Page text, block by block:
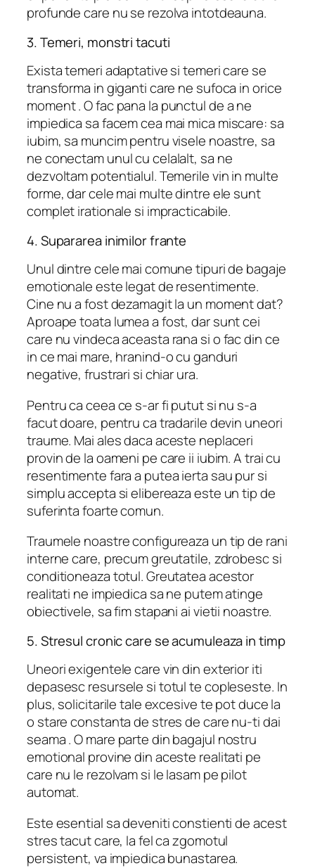
profunde care nu se rezolva intotdeauna.
3. Temeri, monstri tacuti
Exista temeri adaptative si temeri care se
transforma in giganti care ne sufoca in orice
moment . O fac pana la punctul de a ne
impiedica sa facem cea mai mica miscare: sa
iubim, sa muncim pentru visele noastre, sa
ne conectam unul cu celalalt, sa ne
dezvoltam potentialul. Temerile vin in multe
forme, dar cele mai multe dintre ele sunt
complet irationale si impracticabile.
4. Supararea inimilor frante
Unul dintre cele mai comune tipuri de bagaje
emotionale este legat de resentimente.
Cine nu a fost dezamagit la un moment dat?
Aproape toata lumea a fost, dar sunt cei
care nu vindeca aceasta rana si o fac din ce
in ce mai mare, hranind-o cu ganduri
negative, frustrari si chiar ura.
Pentru ca ceea ce s-ar fi putut si nu s-a
facut doare, pentru ca tradarile devin uneori
traume. Mai ales daca aceste neplaceri
provin de la oameni pe care ii iubim. A trai cu
resentimente fara a putea ierta sau pur si
simplu accepta si elibereaza este un tip de
suferinta foarte comun.
Traumele noastre configureaza un tip de rani
interne care, precum greutatile, zdrobesc si
conditioneaza totul. Greutatea acestor
realitati ne impiedica sa ne putem atinge
obiectivele, sa fim stapani ai vietii noastre.
5. Stresul cronic care se acumuleaza in timp
Uneori exigentele care vin din exterior iti
depasesc resursele si totul te copleseste. In
plus, solicitarile tale excesive te pot duce la
o stare constanta de stres de care nu-ti dai
seama . O mare parte din bagajul nostru
emotional provine din aceste realitati pe
care nu le rezolvam si le lasam pe pilot
automat.
Este esential sa deveniti constienti de acest
stres tacut care, la fel ca zgomotul
persistent, va impiedica bunastarea.